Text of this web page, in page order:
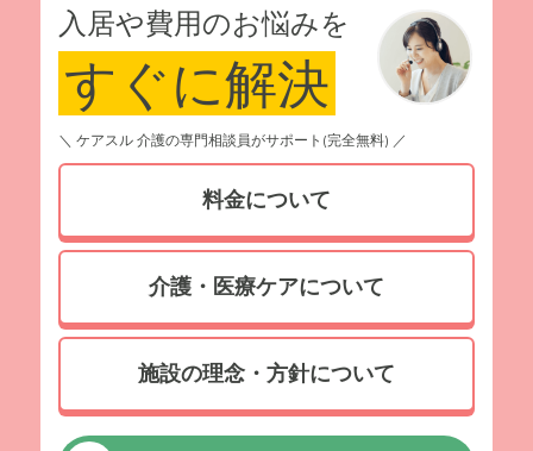
入居や費用のお悩みを
すぐに解決
＼ ケアスル 介護の専門相談員がサポート(完全無料) ／
料金について
介護・医療ケアについて
施設の理念・方針について